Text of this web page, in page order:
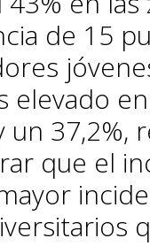
de 15
elevado
un
que el